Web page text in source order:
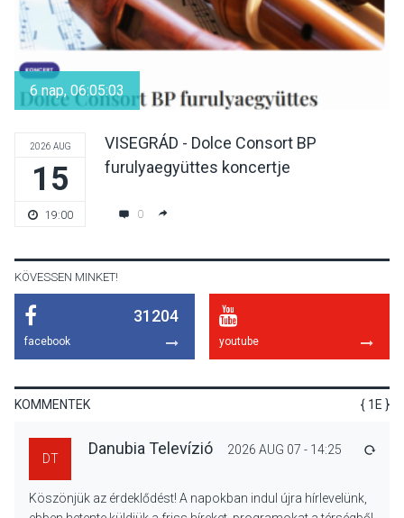
KÖZÉLET 2026 AUG 08
Felhívás a gyermekek
fokozott védelmére a nyári
hőségben
KULTÚRA
A napokban is nő a
6 nap, 06:05:03
2026 AUG
15
19:00
VISEGRÁD - Dolce Consort BP
furulyaegyüttes koncertje
0
KÖVESSEN MINKET!
31204
facebook youtube
KOMMENTEK { 1E }
DT
Danubia Televízió 2026 AUG 07 - 14:25
Köszönjük az érdeklődést! A napokban indul újra hírlevelünk,